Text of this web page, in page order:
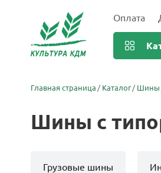
Оплата
Главная страница Каталог Шины
Шины с
Грузовые шины